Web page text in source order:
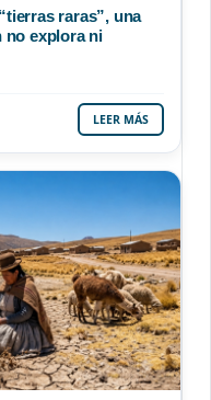
raras”, una
no explora ni
LEER MÁS